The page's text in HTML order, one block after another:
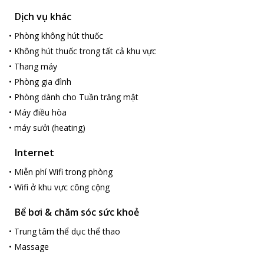
Dịch vụ khác
• Phòng không hút thuốc
• Không hút thuốc trong tất cả khu vực
• Thang máy
• Phòng gia đình
• Phòng dành cho Tuần trăng mật
• Máy điều hòa
• máy sưởi (heating)
Internet
• Miễn phí Wifi trong phòng
• Wifi ở khu vực công cộng
Bể bơi & chăm sóc sức khoẻ
• Trung tâm thể dục thể thao
• Massage